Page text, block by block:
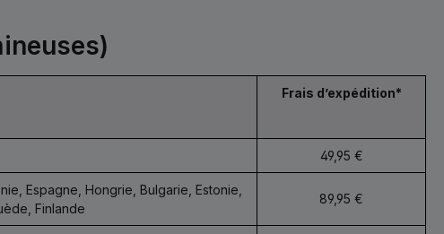
Frais d’expédition*
49,95 €
Espagne, Hongrie, Bulgarie, Estonie,
Finlande
89,95 €